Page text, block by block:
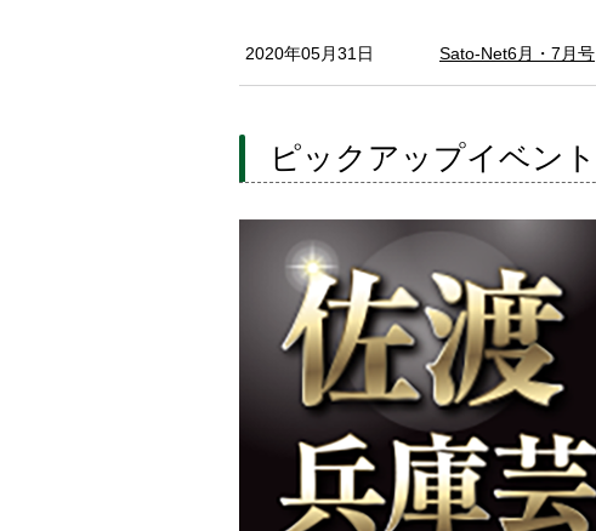
2020年05月31日 Sato-Net6月・7月号
ピックアップイベント